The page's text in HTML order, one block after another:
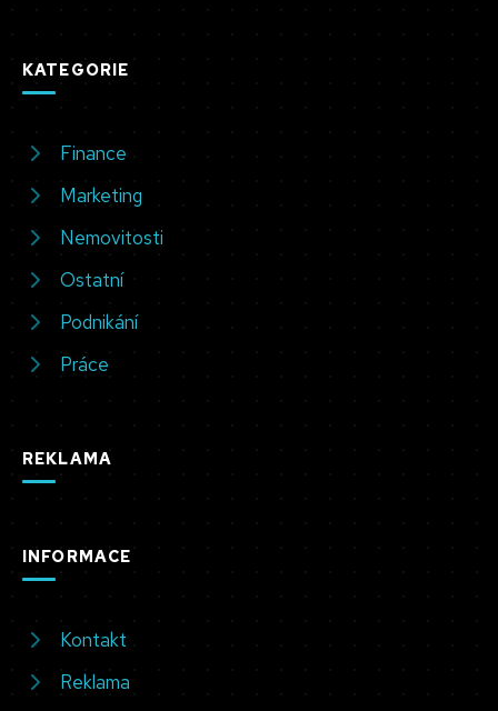
KATEGORIE
Finance
Marketing
Nemovitosti
Ostatní
Podnikání
Práce
REKLAMA
INFORMACE
Kontakt
Reklama